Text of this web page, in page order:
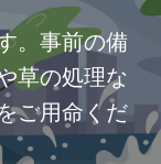
。事前の備
草の処理な
ご用命くだ